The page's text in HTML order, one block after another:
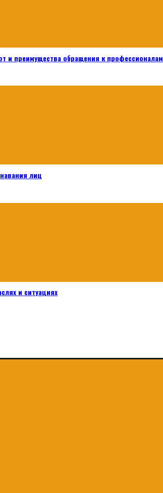
и преимущества обращения к профессионалам
лиц
и ситуациях